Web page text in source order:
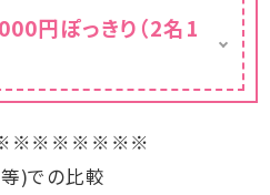
円ぽっきり（2名1
格でご案内！
】※※※※※※※※
)での比較